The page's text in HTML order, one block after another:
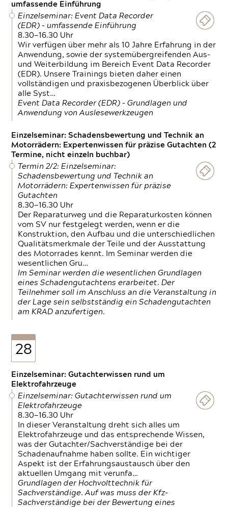
umfassende Einführung
Einzelseminar: Event Data Recorder
(EDR) – umfassende Einführung
8.30—16.30 Uhr
Wir verfügen über mehr als 10 Jahre Erfahrung in der
Anwendung, sowie der systemübergreifenden Aus-
und Weiterbildung im Bereich Event Data Recorder
(EDR). Unsere Trainings bieten daher einen
vollständigen und praxisbezogenen Überblick über
alle Syst…
Event Data Recorder (EDR) – Grundlagen und
Anwendung von Auslesewerkzeugen
Einzelseminar: Schadensbewertung und Technik an
Motorrädern: Expertenwissen für präzise Gutachten (2
Termine, nicht einzeln buchbar)
Termin 2/2: Einzelseminar:
Schadensbewertung und Technik an
Motorrädern: Expertenwissen für präzise
Gutachten
8.30—16.30 Uhr
Der Reparaturweg und die Reparaturkosten können
vom SV nur festgelegt werden, wenn er die
Konstruktion, den Aufbau und die unterschiedlichen
Qualitätsmerkmale der Teile und der Ausstattung
des Motorrades kennt. Im Seminar werden die
wesentlichen Gru…
Im Seminar werden die wesentlichen Grundlagen
eines Schadengutachtens erarbeitet. Der
Teilnehmer soll im Anschluss an die Veranstaltung in
der Lage sein selbstständig ein Schadengutachten
am KRAD anzufertigen.
28
Einzelseminar: Gutachterwissen rund um
Elektrofahrzeuge
Einzelseminar: Gutachterwissen rund um
Elektrofahrzeuge
8.30—16.30 Uhr
In dieser Veranstaltung dreht sich alles um
Elektrofahrzeuge und das entsprechende Wissen,
was der Gutachter/Sachverständige bei der
Schadenaufnahme haben sollte. Ein wichtiger
Aspekt ist der Erfahrungsaustausch über den
aktuellen Umgang mit verunfa…
Grundlagen der Hochvolttechnik für
Sachverständige. Auf was muss der Kfz-
Sachverständige bei der Bewertung eines